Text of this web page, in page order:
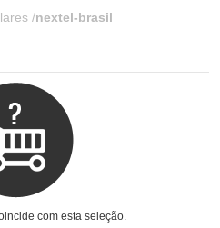
/nextel-brasil
com esta seleção.